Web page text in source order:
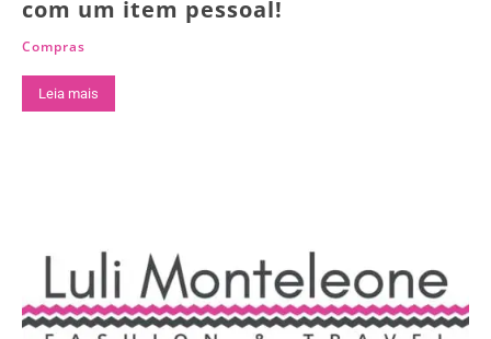
com um item pessoal!
Compras
Leia mais